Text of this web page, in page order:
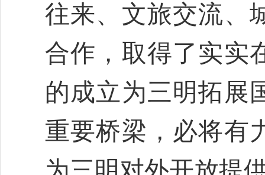
往来、文旅交流、
合作，取得了实实
的成立为三明拓展
重要桥梁，必将有